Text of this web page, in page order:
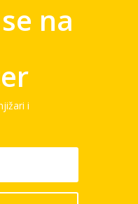
na
i